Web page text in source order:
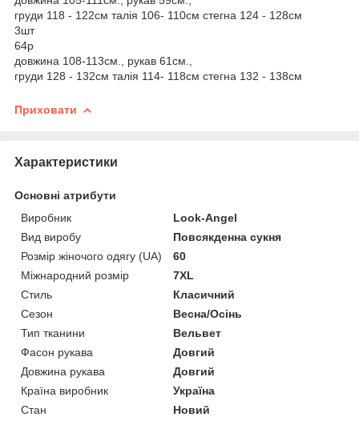
груди 118 - 122см талія 106- 110см стегна 124 - 128см
3шт
64р
довжина 108-113см., рукав 61см.,
груди 128 - 132см талія 114- 118см стегна 132 - 138см
Приховати
Характеристики
Основні атрибути
Виробник
Look-Angel
Вид виробу
Повсякденна сукня
Розмір жіночого одягу (UA)
60
Міжнародний розмір
7XL
Стиль
Класичний
Сезон
Весна/Осінь
Тип тканини
Вельвет
Фасон рукава
Довгий
Довжина рукава
Довгий
Країна виробник
Україна
Стан
Новий